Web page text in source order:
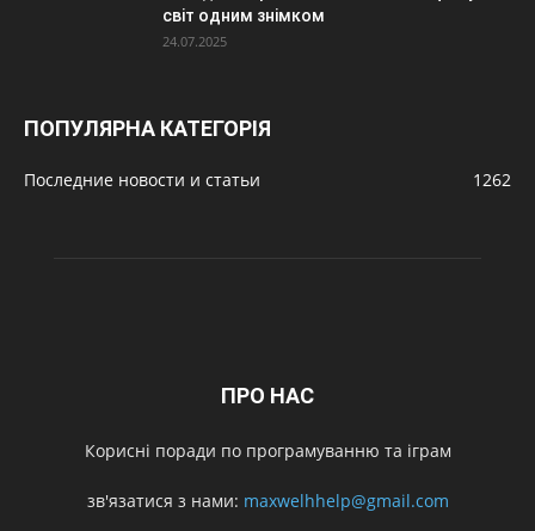
світ одним знімком
24.07.2025
ПОПУЛЯРНА КАТЕГОРІЯ
Последние новости и статьи 1262
ПРО НАС
Корисні поради по програмуванню та іграм
зв'язатися з нами: maxwelhhelp@gmail.com